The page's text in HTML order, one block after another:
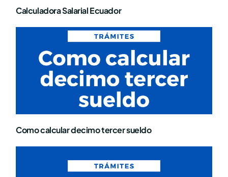
Calculadora Salarial Ecuador
Como calcular decimo tercer sueldo